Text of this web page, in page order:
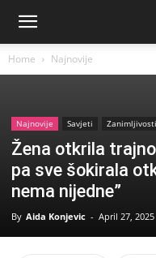
Home Najnovije
Najnovije Savjeti Zanimljivosti
Žena otkrila
pa sve šokirala
nema nijedne”
By Aida Konjevic - April 27, 2025